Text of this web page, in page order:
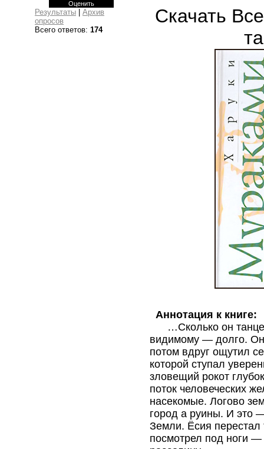
Результаты
Архив
опросов
Всего ответов: 174
Скачать
Аннотация к книге:
…Сколько он
видимому — долго. Он
потом вдруг ощутил
которой ступал
зловещий рокот
поток человеческих
насекомые. Логово
город а руины. И это
Земли. Ёсия
посмотрел под ноги